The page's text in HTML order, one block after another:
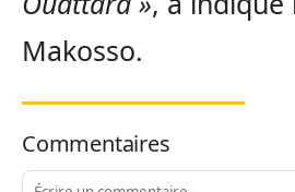
Makosso.
Commentaires